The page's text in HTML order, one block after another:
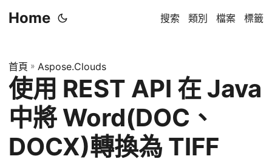
Home 搜索 類別 檔案 標籤
首頁 » Aspose.Clouds
使用 REST API 在 Java
中將 Word(DOC、
DOCX)轉換為 TIFF